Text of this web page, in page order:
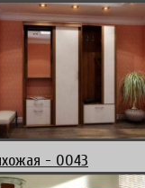
- 0043